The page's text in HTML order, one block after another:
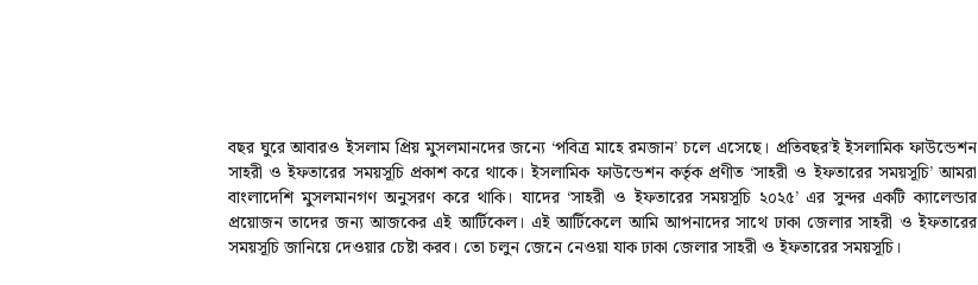
বছর ঘুরে আবারও ইসলাম প্রিয় মুসলমানদের জন্যে ‘পবিত্র মাহে রমজান’ চলে এসেছে। প্রতিবছর’ই ইসলামিক ফাউন্ডেশন
সাহরী ও ইফতারের সময়সূচি প্রকাশ করে থাকে। ইসলামিক ফাউন্ডেশন কর্তৃক প্রণীত ‘সাহরী ও ইফতারের সময়সূচি’ আমরা
বাংলাদেশি মুসলমানগণ অনুসরণ করে থাকি। যাদের ‘সাহরী ও ইফতারের সময়সূচি ২০২৫’ এর সুন্দর একটি ক্যালেন্ডার
প্রয়োজন তাদের জন্য আজকের এই আর্টিকেল। এই আর্টিকেলে আমি আপনাদের সাথে ঢাকা জেলার সাহরী ও ইফতারের
সময়সূচি জানিয়ে দেওয়ার চেষ্টা করব। তো চলুন জেনে নেওয়া যাক ঢাকা জেলার সাহরী ও ইফতারের সময়সূচি।